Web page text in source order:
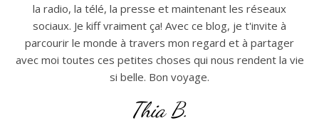
la radio, la télé, la presse et maintenant les réseaux
sociaux. Je kiff vraiment ça! Avec ce blog, je t'invite à
parcourir le monde à travers mon regard et à partager
avec moi toutes ces petites choses qui nous rendent la vie
si belle. Bon voyage.
Thia B.